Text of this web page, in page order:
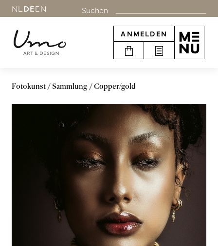
NL DEEN Suchen
ANMELDEN
Fotokunst Sammlung Copper/gold